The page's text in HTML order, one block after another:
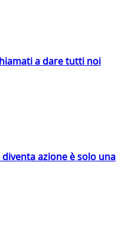
a dare tutti noi
azione è solo una